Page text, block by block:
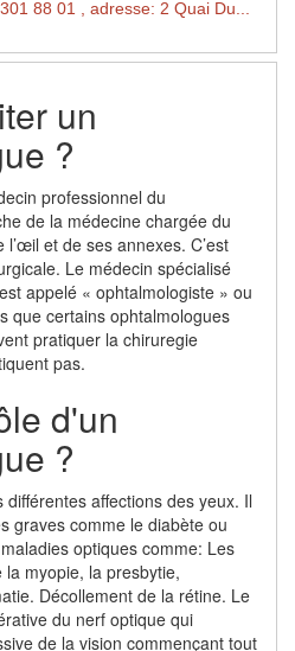
88 01 , adresse: 2 Quai Du...
un
?
professionnel du
de la médecine chargée du
et de ses annexes. C’est
Le médecin spécialisé
appelé « ophtalmologiste » ou
que certains ophtalmologues
pratiquer la chiruregie
pas.
d'un
?
différentes affections des yeux. Il
graves comme le diabète ou
optiques comme: Les
myopie, la presbytie,
Décollement de la rétine. Le
du nerf optique qui
de la vision commençant tout